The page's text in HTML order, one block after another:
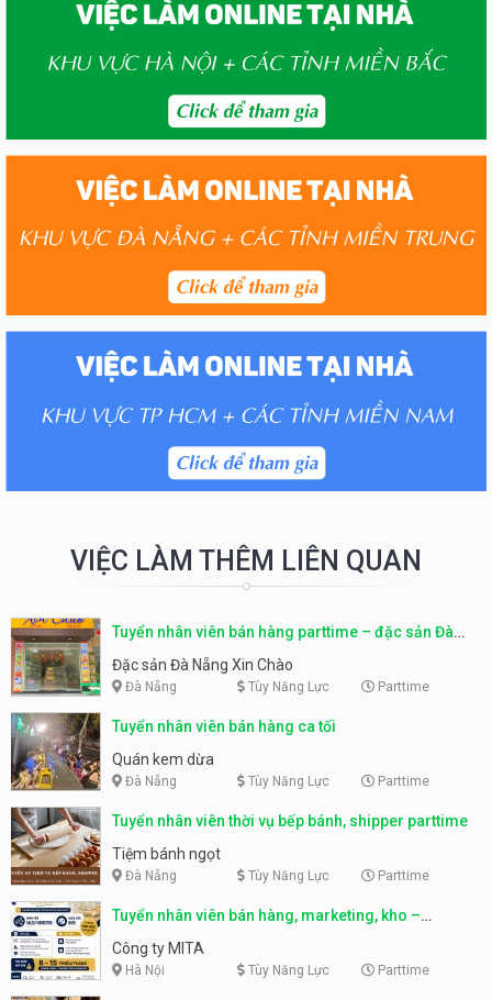
VIỆC LÀM THÊM LIÊN QUAN
Tuyển nhân viên bán hàng parttime – đặc sản Đà
Nẵng
Đặc sản Đà Nẵng Xin Chào
Đà Nẵng Tùy Năng Lực Parttime
Tuyển nhân viên bán hàng ca tối
Quán kem dừa
Đà Nẵng Tùy Năng Lực Parttime
Tuyển nhân viên thời vụ bếp bánh, shipper parttime
Tiệm bánh ngọt
Đà Nẵng Tùy Năng Lực Parttime
Tuyển nhân viên bán hàng, marketing, kho –
parttime, fulltime
Công ty MITA
Hà Nội Tùy Năng Lực Parttime